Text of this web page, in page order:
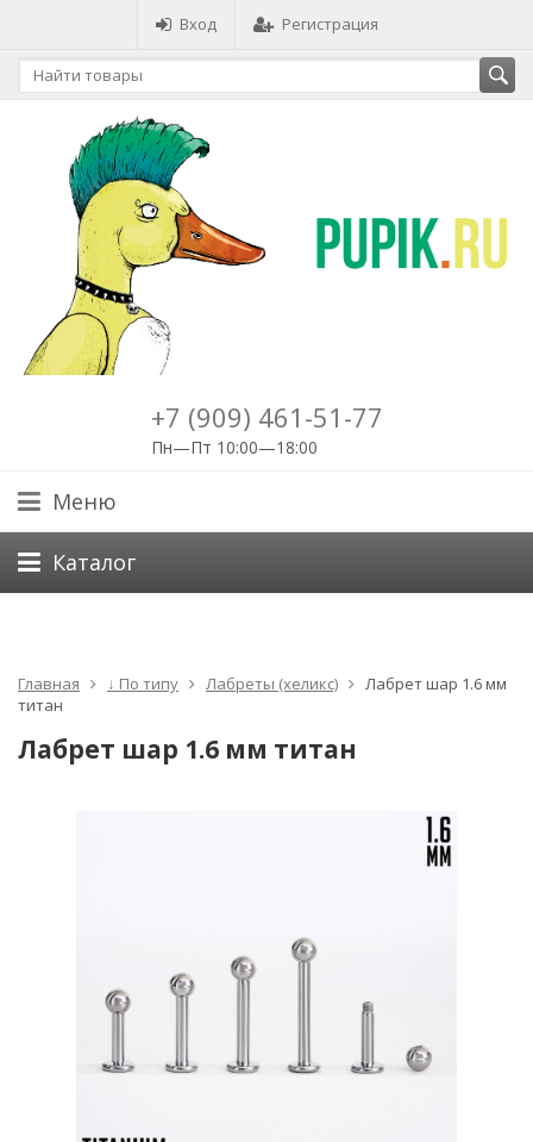
Вход Регистрация
+7 (909) 461-51-77
Пн—Пт 10:00—18:00
Меню
Каталог
Главная ↓ По типу Лабреты (хеликс)
Лабрет шар 1.6 мм
титан
Лабрет шар 1.6 мм титан